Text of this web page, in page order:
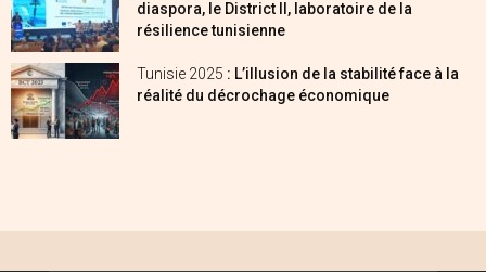
diaspora, le District II, laboratoire de la
résilience tunisienne
Tunisie 2025 : L’illusion de la stabilité face à la
réalité du décrochage économique